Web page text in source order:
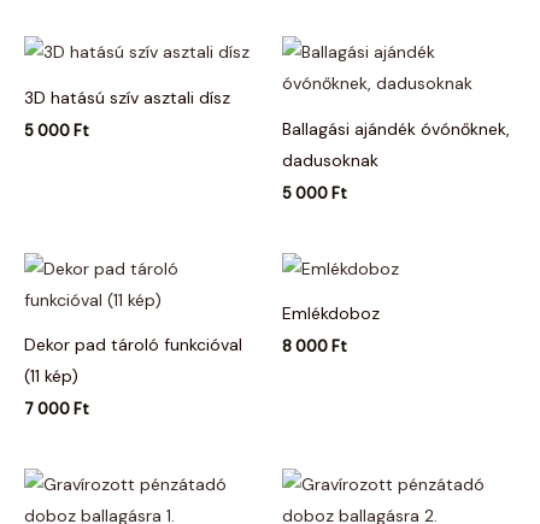
3D hatású szív asztali dísz
5 000 Ft
Ballagási ajándék óvónőknek,
dadusoknak
5 000 Ft
Dekor pad tároló funkcióval
(11 kép)
7 000 Ft
Emlékdoboz
8 000 Ft